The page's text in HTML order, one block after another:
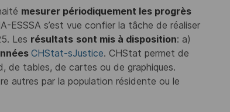
mesurer périodiquement les progrès
ESSSA s’est vue confier la tâche de réaliser
Les résultats sont mis à disposition: a)
CHStat-sJustice. CHStat permet de
de tables, de cartes ou de graphiques.
autres par la population résidente ou le